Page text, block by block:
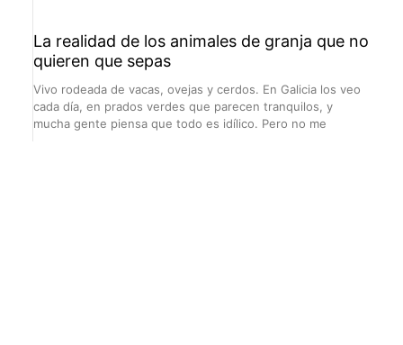
La realidad de los animales de granja que no
quieren que sepas
Vivo rodeada de vacas, ovejas y cerdos. En Galicia los veo
cada día, en prados verdes que parecen tranquilos, y
mucha gente piensa que todo es idílico. Pero no me